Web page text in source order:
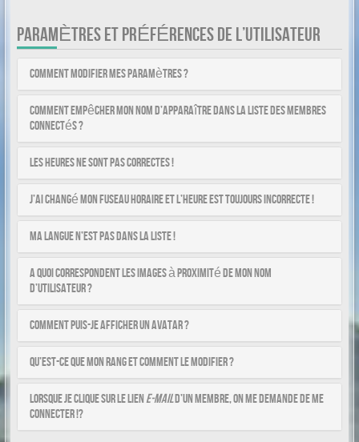
PARAMÈTRES ET PRÉFÉRENCES DE L’UTILISATEUR
Comment modifier mes paramètres ?
Comment empêcher mon nom d’apparaître dans la liste des membres
connectés ?
Les heures ne sont pas correctes !
J’ai changé mon fuseau horaire et l’heure est toujours incorrecte !
Ma langue n’est pas dans la liste !
A quoi correspondent les images à proximité de mon nom
d’utilisateur ?
Comment puis-je afficher un avatar ?
Qu’est-ce que mon rang et comment le modifier ?
Lorsque je clique sur le liene-maild’un membre, on me demande de me
connecter !?